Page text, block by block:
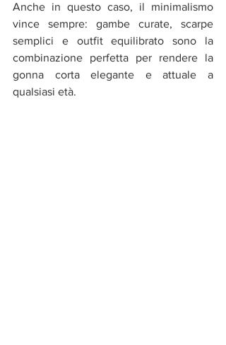
Anche in questo caso, il minimalismo
vince sempre: gambe curate, scarpe
semplici e outfit equilibrato sono la
combinazione perfetta per rendere la
gonna corta elegante e attuale a
qualsiasi età.